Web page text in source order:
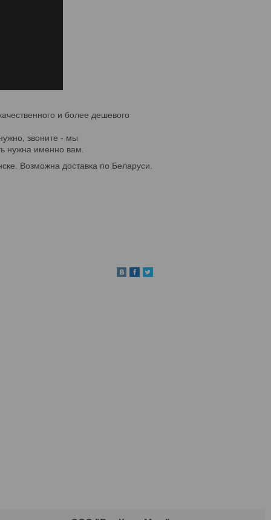
и более дешевого
звоните - мы
нужна именно вам.
Возможна доставка по Беларуси.